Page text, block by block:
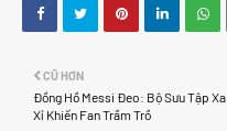
CŨ HƠN
Đồng Hồ Messi Đeo: Bộ Sưu Tập Xa
Xỉ Khiến Fan Trầm Trồ